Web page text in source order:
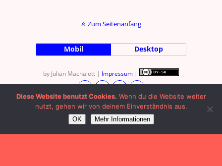
Zum Seitenanfang
Mobil Desktop
by Julian Machalett | Impressum |
Diese Website benutzt Cookies. Wenn du die Website weiter
nutzt, gehen wir von deinem Einverständnis aus.
OK Mehr Informationen